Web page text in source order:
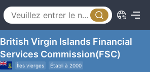
British Virgin Islands Financial
Services Commission(FSC)
Îles vierges
Établi à 2000